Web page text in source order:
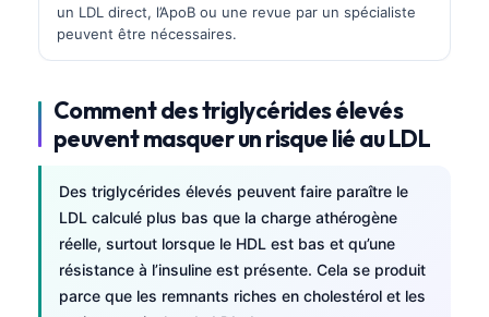
un LDL direct, l’ApoB ou une revue par un spécialiste
peuvent être nécessaires.
Comment des triglycérides élevés
peuvent masquer un risque lié au LDL
Des triglycérides élevés peuvent faire paraître le
LDL calculé plus bas que la charge athérogène
réelle, surtout lorsque le HDL est bas et qu’une
résistance à l’insuline est présente. Cela se produit
parce que les remnants riches en cholestérol et les